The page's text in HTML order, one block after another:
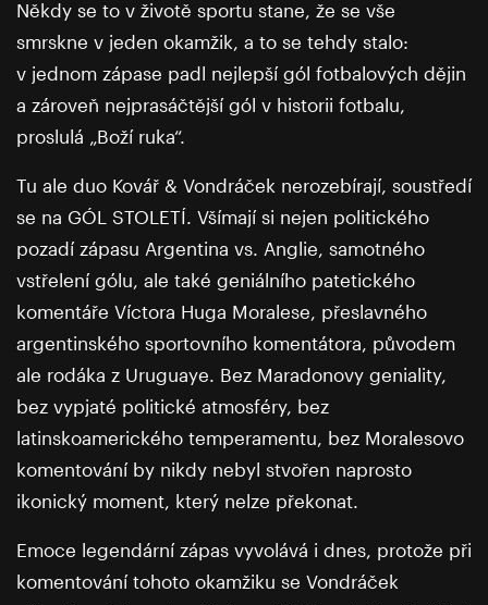
Někdy se to v životě sportu stane, že se vše
smrskne v jeden okamžik, a to se tehdy stalo:
v jednom zápase padl nejlepší gól fotbalových dějin
a zároveň nejprasáčtější gól v historii fotbalu,
proslulá „Boží ruka“.
Tu ale duo Kovář & Vondráček nerozebírají, soustředí
se na GÓL STOLETÍ. Všímají si nejen politického
pozadí zápasu Argentina vs. Anglie, samotného
vstřelení gólu, ale také geniálního patetického
komentáře Víctora Huga Moralese, přeslavného
argentinského sportovního komentátora, původem
ale rodáka z Uruguaye. Bez Maradonovy geniality,
bez vypjaté politické atmosféry, bez
latinskoamerického temperamentu, bez Moralesovo
komentování by nikdy nebyl stvořen naprosto
ikonický moment, který nelze překonat.
Emoce legendární zápas vyvolává i dnes, protože při
komentování tohoto okamžiku se Vondráček